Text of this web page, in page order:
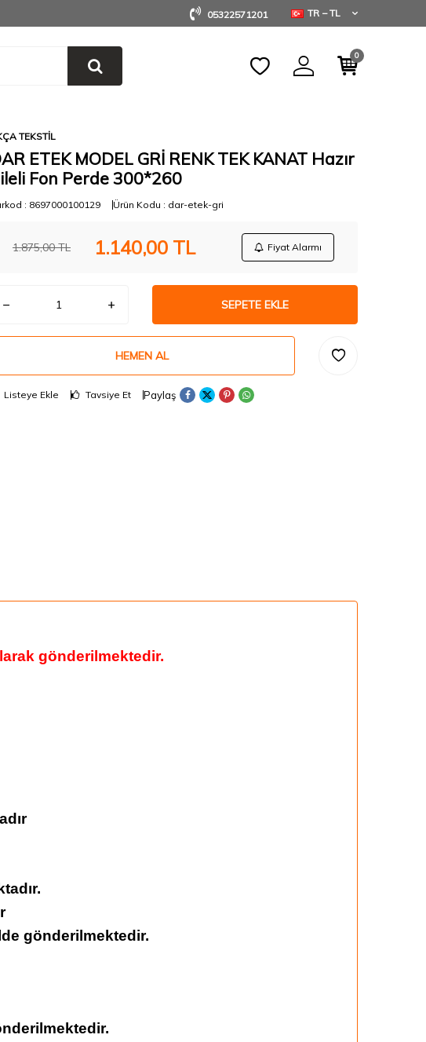
05322571201 TR − TL
0
TEKSTİL
ETEK MODEL GRİ RENK TEK KANAT Hazır
Fon Perde 300*260
: 8697000100129 Ürün Kodu : dar-etek-gri
1.875,00TL 1.140,00 TL Fiyat Alarmı
SEPETE EKLE
HEMEN AL
Listeye Ekle Tavsiye Et Paylaş
gönderilmektedir.
gönderilmektedir.